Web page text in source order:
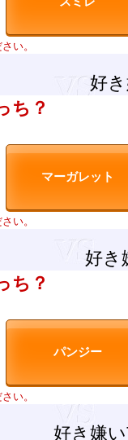
い。
好
ち？
い。
好き
ち？
い。
好き嫌